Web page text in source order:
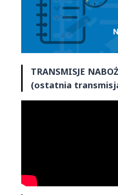
TRANSMISJE
(ostatnia